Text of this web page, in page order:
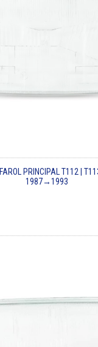
PRINCIPALT112 |
1987→1993